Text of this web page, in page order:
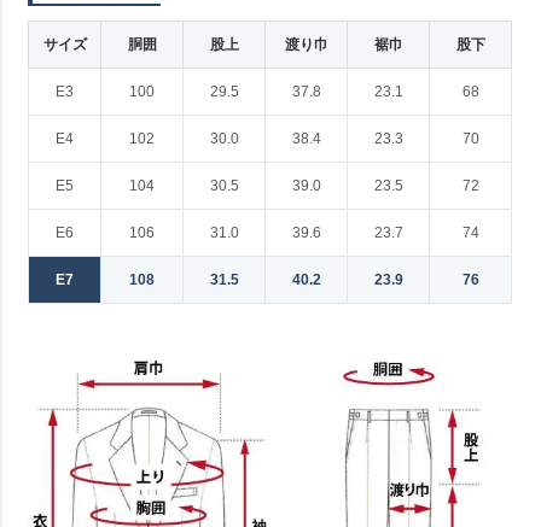
サイズ 胴囲 股上 渡り巾 裾巾 股下
E3 100 29.5 37.8 23.1 68
E4 102 30.0 38.4 23.3 70
E5 104 30.5 39.0 23.5 72
E6 106 31.0 39.6 23.7 74
E7 108 31.5 40.2 23.9 76